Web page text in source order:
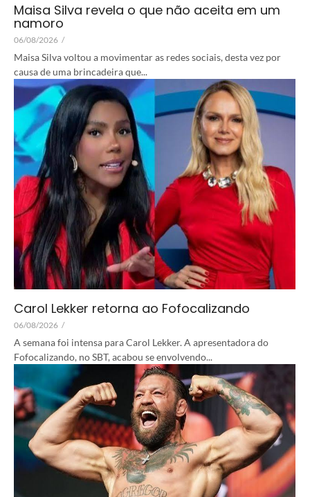
Maisa Silva revela o que não aceita em um
namoro
06/08/2026 /
Maisa Silva voltou a movimentar as redes sociais, desta vez por
causa de uma brincadeira que...
Carol Lekker retorna ao Fofocalizando
06/08/2026 /
A semana foi intensa para Carol Lekker. A apresentadora do
Fofocalizando, no SBT, acabou se envolvendo...